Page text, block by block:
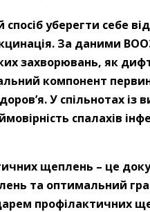
уберегти себе
За даними
захворювань, як
компонент
У спільнотах із
спалахів
щеплень – ​це
та оптимальний
профілактичних